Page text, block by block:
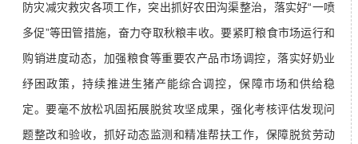
防灾减灾救灾各项工作，突出抓好农田沟渠整治，落实好“一喷
多促”等田管措施，奋力夺取秋粮丰收。要紧盯粮食市场运行和
购销进度动态，加强粮食等重要农产品市场调控，落实好奶业
纾困政策，持续推进生猪产能综合调控，保障市场和供给稳
定。要毫不放松巩固拓展脱贫攻坚成果，强化考核评估发现问
题整改和验收，抓好动态监测和精准帮扶工作，保障脱贫劳动